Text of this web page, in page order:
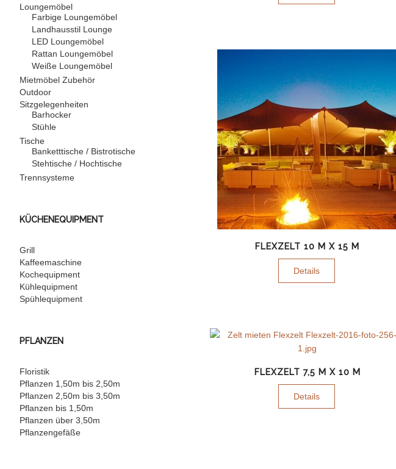
FLEXZELT 10 M X 15 M
Details
FLEXZELT 7,5 M X 10 M
Details
Loungemöbel
Farbige Loungemöbel
Landhausstil Lounge
LED Loungemöbel
Rattan Loungemöbel
Weiße Loungemöbel
Mietmöbel Zubehör
Outdoor
Sitzgelegenheiten
Barhocker
Stühle
Tische
Banketttische / Bistrotische
Stehtische / Hochtische
Trennsysteme
KÜCHENEQUIPMENT
Grill
Kaffeemaschine
Kochequipment
Kühlequipment
Spühlequipment
PFLANZEN
Floristik
Pflanzen 1,50m bis 2,50m
Pflanzen 2,50m bis 3,50m
Pflanzen bis 1,50m
Pflanzen über 3,50m
Pflanzengefäße